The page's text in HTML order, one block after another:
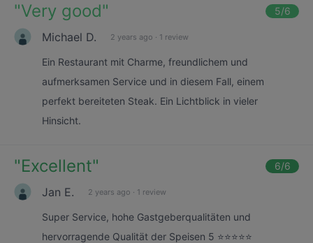
"Very good" 5/6
Michael D. 2 years ago · 1 review
Ein Restaurant mit Charme, freundlichem und
aufmerksamen Service und in diesem Fall, einem
perfekt bereiteten Steak. Ein Lichtblick in vieler
Hinsicht.
"Excellent" 6/6
Jan E. 2 years ago · 1 review
Super Service, hohe Gastgeberqualitäten und
hervorragende Qualität der Speisen 5 ⭐️⭐️⭐️⭐️⭐️